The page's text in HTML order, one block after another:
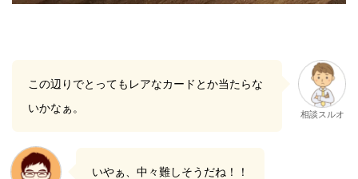
この辺りでとってもレアなカードとか当たらな
いかなぁ。
相談スルオ
いやぁ、中々難しそうだね！！